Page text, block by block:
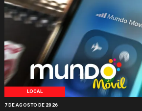
LOCAL
7 DE AGOSTO DE 2026